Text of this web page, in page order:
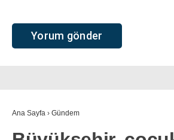
Ana Sayfa › Gündem